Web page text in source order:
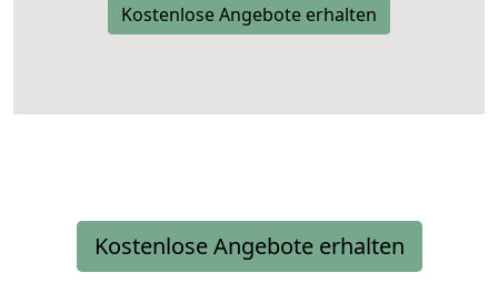
Kostenlose Angebote erhalten
Kostenlose Angebote erhalten